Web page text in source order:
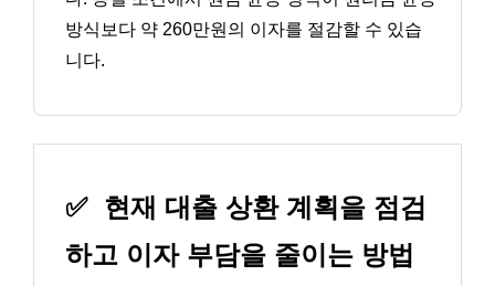
방식보다 약 260만원의 이자를 절감할 수 있습
니다.
✅
현재 대출 상환 계획을 점검
하고 이자 부담을 줄이는 방법